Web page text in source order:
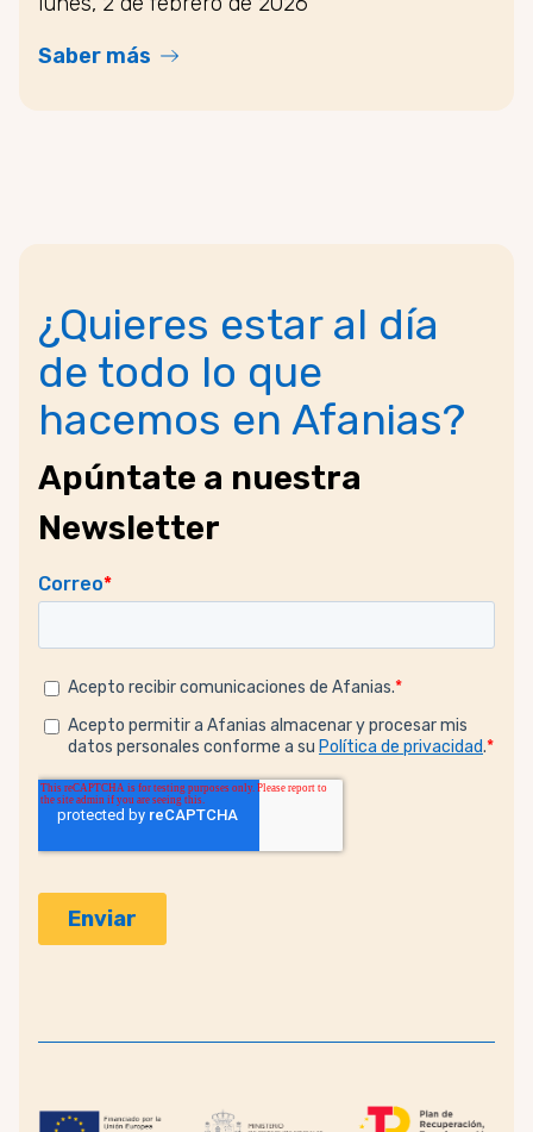
Saber más
¿Quieres estar al día
de todo lo que
hacemos en Afanias?
Apúntate a nuestra
Newsletter